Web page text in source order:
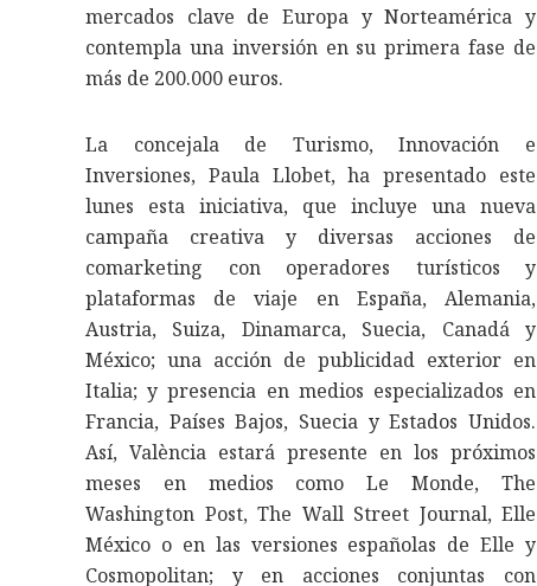
mercados clave de Europa y Norteamérica y
contempla una inversión en su primera fase de
más de 200.000 euros.
La concejala de Turismo, Innovación e
Inversiones, Paula Llobet, ha presentado este
lunes esta iniciativa, que incluye una nueva
campaña creativa y diversas acciones de
comarketing con operadores turísticos y
plataformas de viaje en España, Alemania,
Austria, Suiza, Dinamarca, Suecia, Canadá y
México; una acción de publicidad exterior en
Italia; y presencia en medios especializados en
Francia, Países Bajos, Suecia y Estados Unidos.
Así, València estará presente en los próximos
meses en medios como Le Monde, The
Washington Post, The Wall Street Journal, Elle
México o en las versiones españolas de Elle y
Cosmopolitan; y en acciones conjuntas con